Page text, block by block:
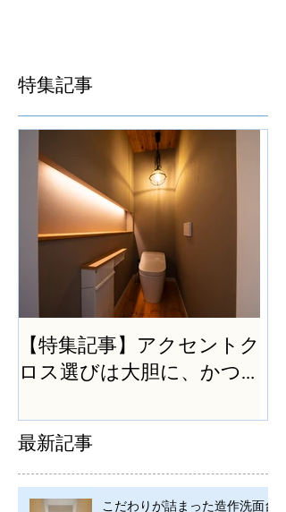
特集記事
【特集記事】アクセントク
ロス選びは大胆に、かつ
最新記事
こだわりが詰まった造作洗面台